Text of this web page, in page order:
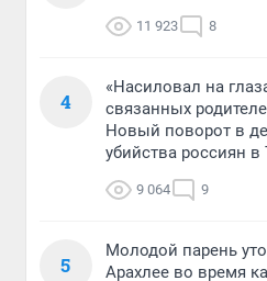
11 923 8
4
«Насиловал на
связанных
Новый поворот в
убийства россиян в
9 064 9
5
Молодой парень
Арахлее во время